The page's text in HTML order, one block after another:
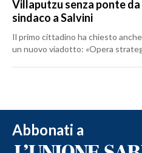
Villaputzu senza ponte
sindaco a Salvini
Il primo cittadino ha chiesto
un nuovo viadotto: «Opera
Abbonati a